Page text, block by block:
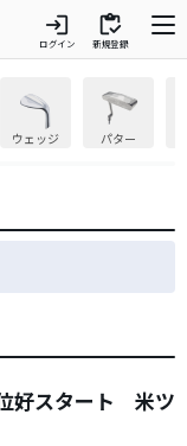
login
ログイン
inventory
新規登録
ウェッジ パター
好スタート 米ツ